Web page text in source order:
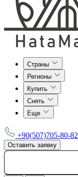
Страны
Регионы
Купить
Снять
Еще
+90(507)705-80-82
Оставить заявку